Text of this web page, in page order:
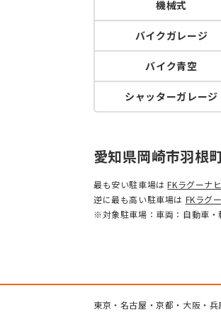
機械式
バイクガレージ
バイク青空
シャッターガレージ
愛知県岡崎市羽根
最も安い駐車場はFKラグーナ
逆に最も高い駐車場は FKラグ
※対象駐車場：車両：自動車・
東京・名古屋・京都・大阪・